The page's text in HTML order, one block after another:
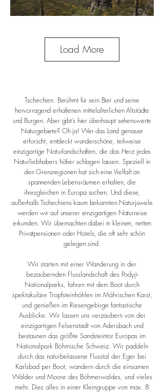
Load More
Tschechien. Berühmt für sein Bier und seine
hervorragend erhaltenen mittelalterlichen Altstädte
und Burgen. Aber gibt’s hier überhaupt sehenswerte
Naturgebiete? Oh ja! Wer das Land genauer
erforscht, entdeckt wunderschöne, teilweise
einzigartige Naturlandschaften, die das Herz jedes
Naturliebhabers höher schlagen lassen. Speziell in
den Grenzregionen hat sich eine Vielfalt an
spannenden Lebensräumen erhalten, die
ihresgleichen in Europa suchen. Und diese,
außerhalb Tschechiens kaum bekannten Naturjuwele
werden wir auf unserer einzigartigen Naturreise
erkunden. Wir übernachten dabei in kleinen, netten
Privatpensionen oder Hotels, die oft sehr schön
gelegen sind.
Wir starten mit einer Wanderung in der
bezaubernden Flusslandschaft des Podyji-
Nationalparks, fahren mit dem Boot durch
spektakuläre Tropfsteinhöhlen im Mährischen Karst,
und genießen im Riesengebirge fantastische
Ausblicke. Wir lassen uns verzaubern von der
einzigartigen Felsenstadt von Adersbach und
bestaunen das größte Sandsteintor Europas im
Nationalpark Böhmische Schweiz. Wir paddeln
durch das naturbelassene Flusstal der Eger bei
Karlsbad per Boot, wandern durch die einsamen
Wälder und Moore des Böhmerwaldes, und vieles
mehr. Dies alles in einer Kleingruppe von max. 8